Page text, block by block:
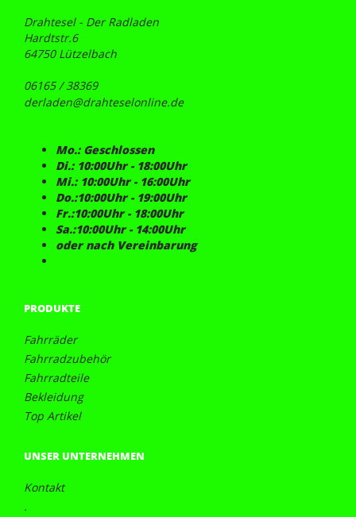
Drahtesel - Der Radladen
Hardtstr.6
64750 Lützelbach
06165 / 38369
derladen@drahteselonline.de
Mo.: Geschlossen
Di.: 10:00Uhr - 18:00Uhr
Mi.: 10:00Uhr - 16:00Uhr
Do.:10:00Uhr - 19:00Uhr
Fr.:10:00Uhr - 18:00Uhr
Sa.:10:00Uhr - 14:00Uhr
oder nach Vereinbarung
PRODUKTE
Fahrräder
Fahrradzubehör
Fahrradteile
Bekleidung
Top Artikel
UNSER UNTERNEHMEN
Kontakt
.